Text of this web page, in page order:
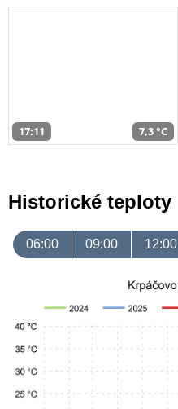
17:11 7,3 °C
Historické teploty
06:00 09:00 12:00